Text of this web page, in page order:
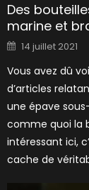
Des
marine et
Posted
on
14 juillet 2021
Vous avez dû
d’articles
une épave
comme quoi la
intéressant ici,
cache de